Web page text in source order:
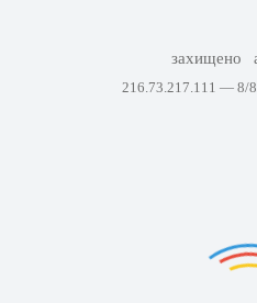
захищено
216.73.217.111 — 8/